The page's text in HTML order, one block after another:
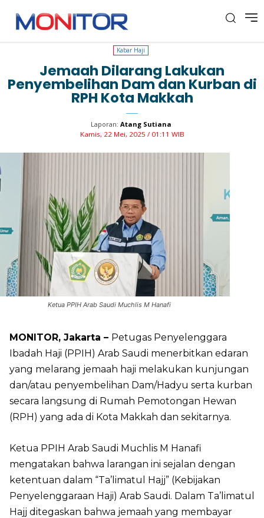
Kabar Haji
Kabar Haji
Jemaah Dilarang Lakukan
Penyembelihan Dam dan Kurban di
RPH Kota Makkah
Laporan: Atang Sutiana
Kamis, 22 Mei, 2025 / 01:11 WIB
Ketua PPIH Arab Saudi Muchlis M Hanafi
MONITOR, Jakarta – Petugas Penyelenggara
Ibadah Haji (PPIH) Arab Saudi menerbitkan edaran
yang melarang jemaah haji melakukan kunjungan
dan/atau penyembelihan Dam/Hadyu serta kurban
secara langsung di Rumah Pemotongan Hewan
(RPH) yang ada di Kota Makkah dan sekitarnya.
Ketua PPIH Arab Saudi Muchlis M Hanafi
mengatakan bahwa larangan ini sejalan dengan
ketentuan dalam “Ta’limatul Hajj” (Kebijakan
Penyelenggaraan Haji) Arab Saudi. Dalam Ta’limatul
Hajj ditegaskan bahwa jemaah yang membayar